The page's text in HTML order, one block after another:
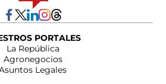
PORTALES
La República
Agronegocios
Legales